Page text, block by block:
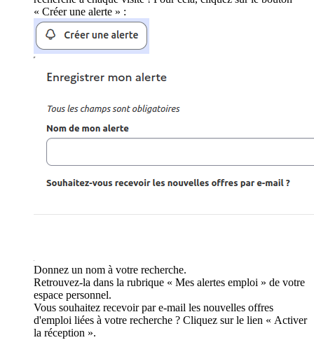
« Créer une alerte » :
Donnez un nom à votre recherche.
Retrouvez-la dans la rubrique « Mes alertes emploi » de votre
espace personnel.
Vous souhaitez recevoir par e-mail les nouvelles offres
d'emploi liées à votre recherche ? Cliquez sur le lien « Activer
la réception ».